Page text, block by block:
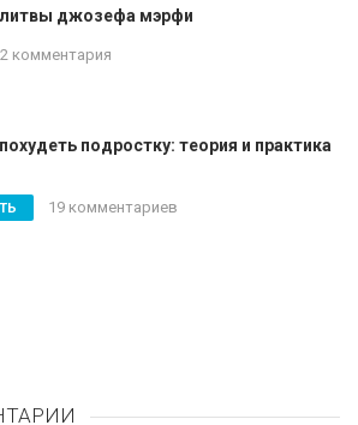
джозефа мэрфи
комментария
подростку: теория и практика
19 комментариев